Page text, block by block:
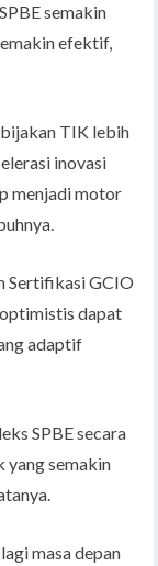
semakin
efektif,
TIK lebih
inovasi
menjadi motor
Sertifikasi GCIO
dapat
adaptif
SPBE secara
yang semakin
masa depan